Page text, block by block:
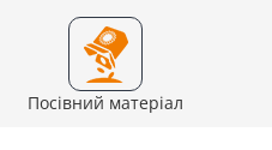
Посівний матеріал